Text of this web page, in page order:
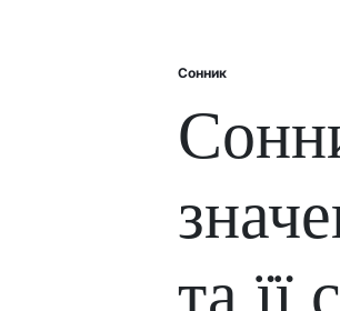
Posted
Сонник
та її